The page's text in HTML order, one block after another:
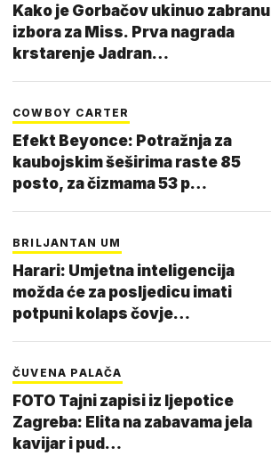
Kako je Gorbačov ukinuo zabranu
izbora za Miss. Prva nagrada
krstarenje Jadran…
COWBOY CARTER
Efekt Beyonce: Potražnja za
kaubojskim šeširima raste 85
posto, za čizmama 53 p…
BRILJANTAN UM
Harari: Umjetna inteligencija
možda će za posljedicu imati
potpuni kolaps čovje…
ČUVENA PALAČA
FOTO Tajni zapisi iz ljepotice
Zagreba: Elita na zabavama jela
kavijar i pud…